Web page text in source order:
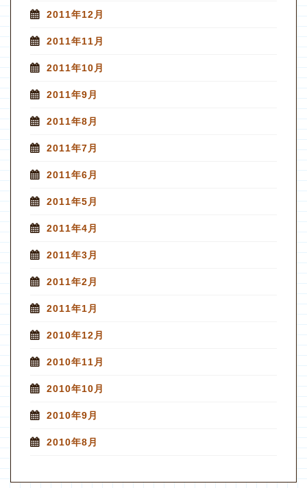
2011年12月
2011年11月
2011年10月
2011年9月
2011年8月
2011年7月
2011年6月
2011年5月
2011年4月
2011年3月
2011年2月
2011年1月
2010年12月
2010年11月
2010年10月
2010年9月
2010年8月